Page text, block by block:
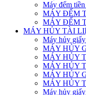
Máy đếm
MÁY ĐẾM
MÁY ĐẾM
MÁY HỦY TÀI
Máy hủy
MÁY HỦY
MÁY HỦY
MÁY HỦY
MÁY HỦY
MÁY HỦY
Máy hủy